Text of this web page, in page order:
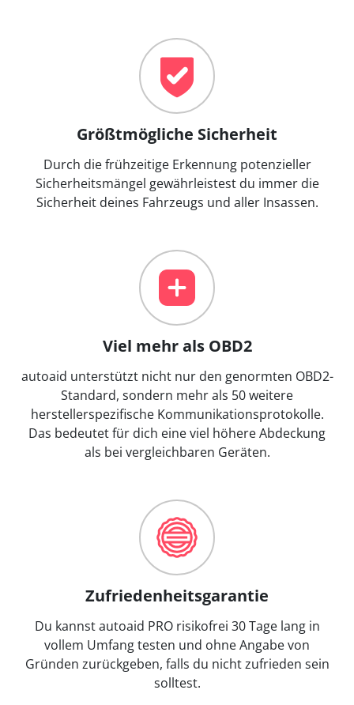
Größtmögliche Sicherheit
Durch die frühzeitige Erkennung potenzieller
Sicherheitsmängel gewährleistest du immer die
Sicherheit deines Fahrzeugs und aller Insassen.
Viel mehr als OBD2
autoaid unterstützt nicht nur den genormten OBD2-
Standard, sondern mehr als 50 weitere
herstellerspezifische Kommunikationsprotokolle.
Das bedeutet für dich eine viel höhere Abdeckung
als bei vergleichbaren Geräten.
Zufriedenheitsgarantie
Du kannst autoaid PRO risikofrei 30 Tage lang in
vollem Umfang testen und ohne Angabe von
Gründen zurückgeben, falls du nicht zufrieden sein
solltest.